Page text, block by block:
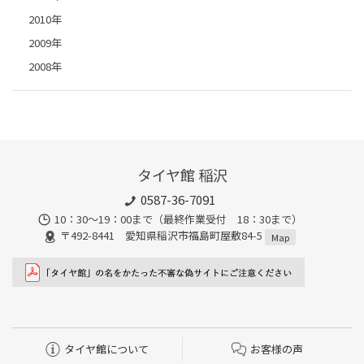
2010年
2009年
2008年
タイヤ館 稲沢
0587-36-7091
10：30～19：00まで（最終作業受付 18：30まで）
〒492-8441 愛知県稲沢市福島町屋敷84-5
Map
タイヤ館について お客様の声